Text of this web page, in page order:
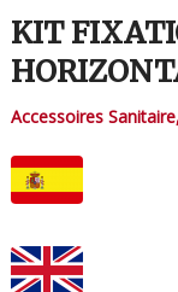
KIT
Accessoires